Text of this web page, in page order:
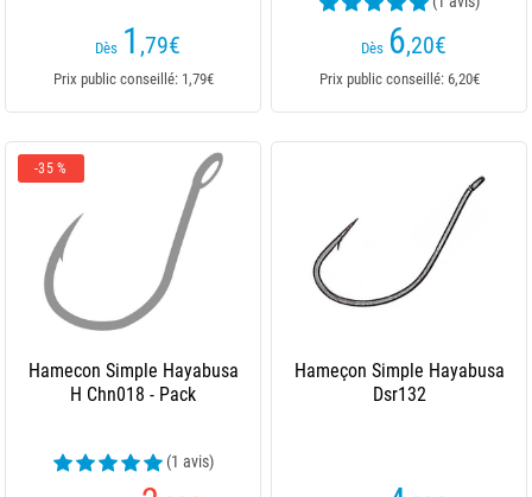
Dès 1 ,79€
Prix public conseillé: 1,79€
Dès 6,20€
Prix public conseillé: 6,20€
-35 %
Hamecon Simple Hayabusa
H Chn018 - Pack
(1 avis)
Hameçon Simple Hayabusa
Dsr132